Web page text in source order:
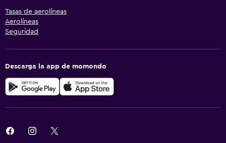
Tasas de aerolíneas
Aerolíneas
Seguridad
Descarga la app de momondo